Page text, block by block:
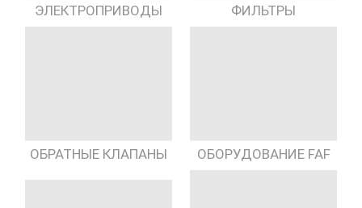
ЭЛЕКТРОПРИВОДЫ ФИЛЬТРЫ
ОБРАТНЫЕ КЛАПАНЫ ОБОРУДОВАНИЕ FAF